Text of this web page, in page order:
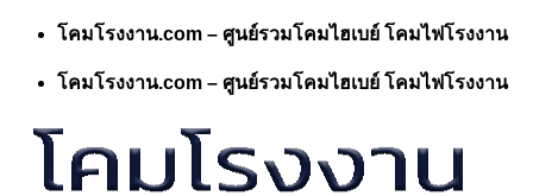
Skip
content
โคมโรงงาน.com – ศูนย์รวมโคมไฮเบย์ โคมไฟโรงงาน
โคมโรงงาน.com – ศูนย์รวมโคมไฮเบย์ โคมไฟโรงงาน